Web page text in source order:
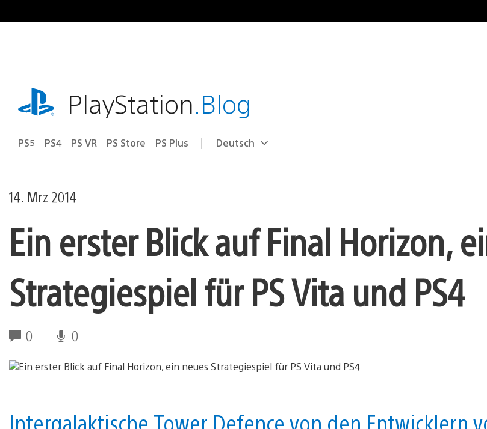
Inhalt
playstation.comPlayStation.Blog
PS5 PS4 PS VR PS Store PS Plus Select
Aktuelle
Deutsch
14. Mrz 2014
Ein erster Blick auf Final Horizon,
Strategiespiel für PS Vita und PS4
0 0
Intergalaktische Tower Defence von den Entwicklern